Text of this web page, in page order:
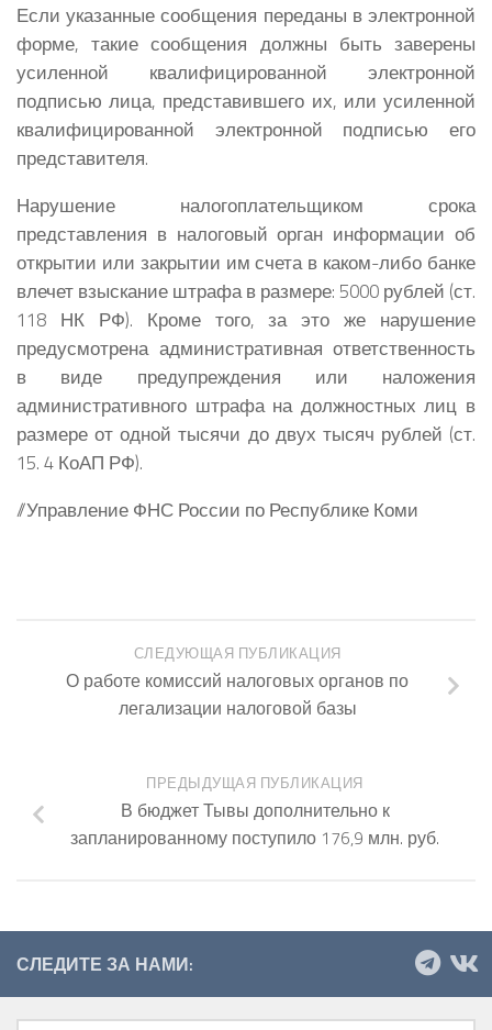
Если указанные сообщения переданы в электронной
форме, такие сообщения должны быть заверены
усиленной квалифицированной электронной
подписью лица, представившего их, или усиленной
квалифицированной электронной подписью его
представителя.
Нарушение налогоплательщиком срока
представления в налоговый орган информации об
открытии или закрытии им счета в каком-либо банке
влечет взыскание штрафа в размере: 5000 рублей (ст.
118 НК РФ). Кроме того, за это же нарушение
предусмотрена административная ответственность
в виде предупреждения или наложения
административного штрафа на должностных лиц в
размере от одной тысячи до двух тысяч рублей (ст.
15. 4 КоАП РФ).
//Управление ФНС России по Республике Коми
СЛЕДУЮЩАЯ ПУБЛИКАЦИЯ
О работе комиссий налоговых органов по
легализации налоговой базы
ПРЕДЫДУЩАЯ ПУБЛИКАЦИЯ
В бюджет Тывы дополнительно к
запланированному поступило 176,9 млн. руб.
СЛЕДИТЕ ЗА НАМИ: